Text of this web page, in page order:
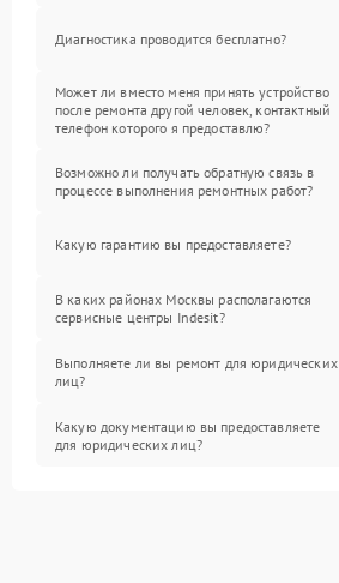
Диагностика проводится бесплатно?
Может ли вместо меня принять устройство
после ремонта другой человек, контактный
телефон которого я предоставлю?
Возможно ли получать обратную связь в
процессе выполнения ремонтных работ?
Какую гарантию вы предоставляете?
В каких районах Москвы располагаются
сервисные центры Indesit?
Выполняете ли вы ремонт для юридических
лиц?
Какую документацию вы предоставляете
для юридических лиц?